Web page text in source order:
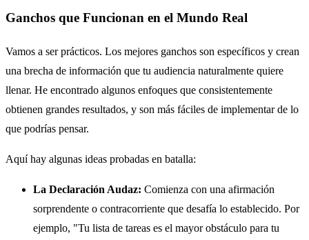
Ganchos que Funcionan en el Mundo Real
Vamos a ser prácticos. Los mejores ganchos son específicos y crean
una brecha de información que tu audiencia naturalmente quiere
llenar. He encontrado algunos enfoques que consistentemente
obtienen grandes resultados, y son más fáciles de implementar de lo
que podrías pensar.
Aquí hay algunas ideas probadas en batalla:
La Declaración Audaz: Comienza con una afirmación
sorprendente o contracorriente que desafía lo establecido. Por
ejemplo, "Tu lista de tareas es el mayor obstáculo para tu